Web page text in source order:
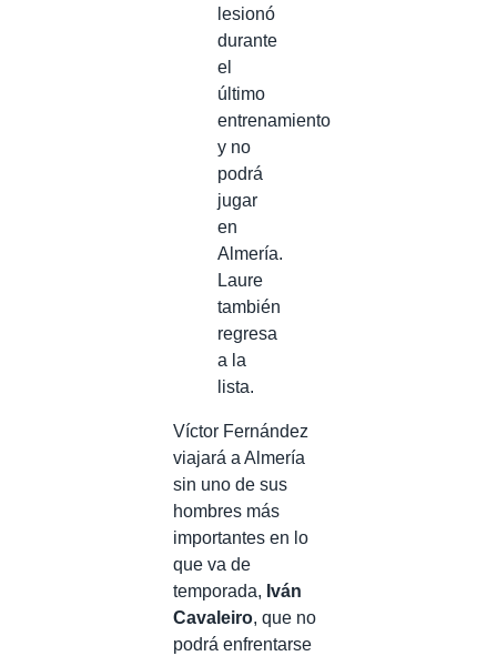
lesionó
durante
el
último
entrenamiento
y no
podrá
jugar
en
Almería.
Laure
también
regresa
a la
lista.
Víctor Fernández
viajará a Almería
sin uno de sus
hombres más
importantes en lo
que va de
temporada, Iván
Cavaleiro, que no
podrá enfrentarse